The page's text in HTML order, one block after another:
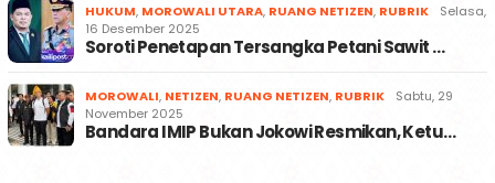
HUKUM, MOROWALI UTARA, RUANG NETIZEN, RUBRIK
Selasa,
16 Desember 2025
Soroti Penetapan Tersangka Petani Sawit …
MOROWALI, NETIZEN, RUANG NETIZEN, RUBRIK
Sabtu, 29
November 2025
Bandara IMIP Bukan Jokowi Resmikan, Ketu…